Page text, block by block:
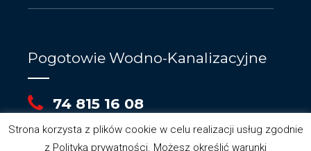
Pogotowie Wodno-Kanalizacyjne
74 815 16 08
Strona korzysta z plików cookie w celu realizacji usług zgodnie
z Polityką prywatności. Możesz określić warunki